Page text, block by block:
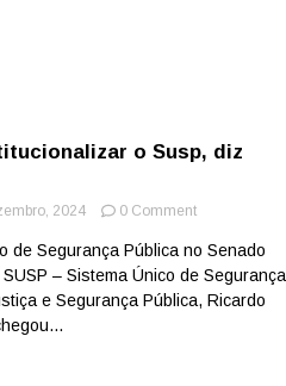
o Susp, diz
2024 0 Commenton
precisa
o
de Segurança Pública no Senado
– Sistema Único de Segurança
e Segurança Pública, Ricardo